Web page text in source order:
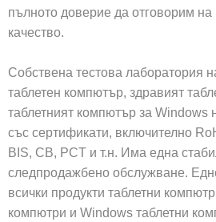
пълното доверие да отговорим
качество.
Собствена тестова лаборатория
таблетен компютър, здравият
таблетният компютър за Windows
със сертификати, включително
BIS, CB, PCT и т.н. Има една
следпродажбено обслужване.
всички продукти таблетни
компютри и Windows таблетни